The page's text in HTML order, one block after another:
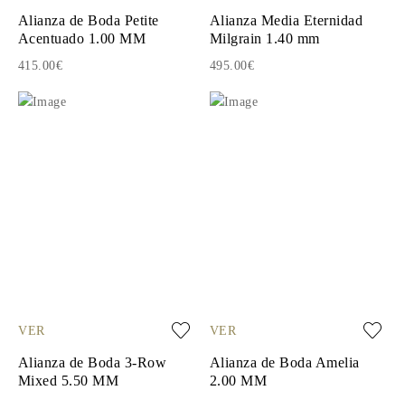
Alianza de Boda Petite
Acentuado 1.00 MM
415.00€
Alianza Media Eternidad
Milgrain 1.40 mm
495.00€
VER
Alianza de Boda 3-Row
Mixed 5.50 MM
VER
Alianza de Boda Amelia
2.00 MM